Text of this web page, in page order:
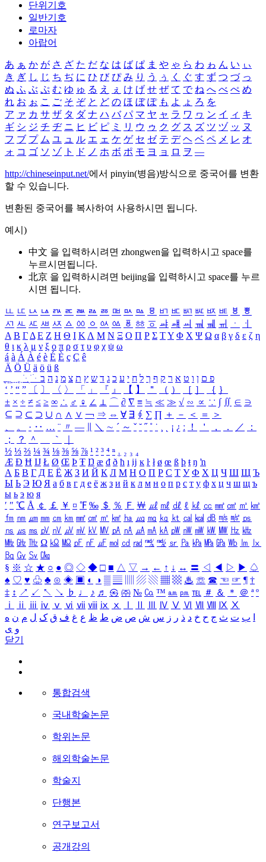
단위기호
일반기호
로마자
아랍어
あ ぁ か が さ ざ た だ な は ば ぱ ま や ゃ ら わ ゎ ん い ぃ
き ぎ し じ ち ぢ に ひ び ぴ み り う ぅ く ぐ す ず つ づ っ
ぬ ふ ぶ ぷ む ゆ ゅ る え ぇ け げ せ ぜ て で ね へ べ ぺ め
れ お ぉ こ ご そ ぞ と ど の ほ ぼ ぽ も よ ょ ろ を
ア ァ カ サ ザ タ ダ ナ ハ バ パ マ ヤ ャ ラ ワ ヮ ン イ ィ キ
ギ シ ジ チ ヂ ニ ヒ ビ ピ ミ リ ウ ゥ ク グ ス ズ ツ ヅ ッ ヌ
フ ブ プ ム ユ ュ ル エ ェ ケ ゲ セ ゼ テ デ ヘ ベ ペ メ レ オ
ォ コ ゴ ソ ゾ ト ド ノ ホ ボ ポ モ ヨ ョ ロ ヲ ―
http://chineseinput.net/에서 pinyin(병음)방식으로 중국어를 변환
할 수 있습니다.
변환된 중국어를 복사하여 사용하시면 됩니다.
예시)
中文 을 입력하시려면 zhongwen을 입력하시고 space를
누르시면됩니다.
北京 을 입력하시려면 beijing을 입력하시고 space를 누르
시면 됩니다.
ㅥ ㅦ ㅧ ㅨ ㅩ ㅪ ㅫ ㅬ ㅭ ㅮ ㅯ ㅰ ㅱ ㅲ ㅳ ㅴ ㅵ ㅶ ㅷ ㅸ
ㅹ
ㅺ ㅻ ㅼ ㅽ ㅾ ㅿ ㆀ ㆁ ㆂ ㆃ ㆄ ㆅ ㆆ ㆇ ㆈ ㆉ ㆊ ㆋ ㆌ ㆍ
ㆎ
Α Β ΓΔ Ε Ζ Η Θ Ι ΚΛ Μ Ν Ξ Ο Π Ρ Σ ΤΥ Φ Χ Ψ Ω α β γ δ ε ζ η
θ ι κ λ μ ν ξ ο π ρ σ τ υ φ χ ψ ω
á à Á À é è É È ç Ç ê
Ä Ö Ü ä ö ü ß
ִֶֹ ֻּ ׁׂ פ ם ן ו ט א ר ק ף ך ל ח י ע כ ג ד ש ץ ת צ מ נ ה ב
‘ ’ “ ” 〔 〕 〈 〉 「 」 『 』 【 】 ＂ （ ） ［ ］ ｛ ｝
± × ÷ ≠ ≤ ≥ ∞ ∴ ♂ ♀ ∠ ⊥ ⌒ ∂ ∇ ≡ ≒ ≪ ≫ √ ∽ ∝ ∵ ∫ ∬ ∈ ∋
⊆ ⊇ ⊂ ⊃ ∪ ∩ ∧ ∨ ￢ ⇒ ⇔ ∀ ∃ ∮ ∑ ∏ ＋ － ＜ ＝
＞
、
。 · ‥ … ¨ 〃 ― ＼ ∼ ´ ～ ˇ ˘ ˝ ˚ ˙ ¸ ¡ ¿ ː ！ ＇ ， ． ／
：
；
？ ＾ ｀
½ ⅓ ⅔ ¼ ¾ ⅛ ⅜ ⅝ ⅞ ¹ ² ³ ⁴ ⁿ ₁ ₂ ₃ ₄
Æ Ð Ħ Ĳ Ł Ø Œ Þ Ŧ Ŋ æ đ ð ħ ı ĳ ĸ ŀ ł ø œ ß þ ŧ ŋ ŉ
А Б В Г Д Е Ё Ж З И Й К Л М Н О П Р С Т У Ф Х Ц Ч Ш Щ Ъ
Ы Ь Э Ю Я а б в г д е ё ж з и й к л м н о п р с т у ф х ц ч ш щ ъ
ы ь э ю я
′ ″ ℃ Å ￠ ￡ ￥ ¤ ℉ ‰ ＄ ％ Ｆ ￦ ㎕ ㎖ ㎗ ℓ ㎘ ㏄ ㎣ ㎤ ㎥ ㎦
㎙ ㎚ ㎛ ㎜ ㎝ ㎞ ㎟ ㎠ ㎡ ㎢ ㏊ ㎍ ㎎ ㎏ ㏏ ㎈ ㎉ ㏈ ㎧ ㎨ ㎰
㎱ ㎲ ㎳ ㎴ ㎵ ㎶ ㎷ ㎸ ㎹ ㎀ ㎁ ㎂ ㎃ ㎄ ㎺ ㎻ ㎽ ㎾ ㎿ ㎐ ㎑
㎒ ㎓ ㎔ Ω ㏀ ㏁ ㎊ ㎋ ㎌ ㏖ ㏅ ㎭ ㎮ ㎯ ㏛ ㎩ ㎪ ㎫ ㎬ ㏝ ㏐
㏓
㏃ ㏉ ㏜ ㏆
§ ※ ☆ ★ ○ ● ◎ ◇ ◆ □ ■ △ ▽ → ← ↑ ↓ ↔ 〓 ◁ ◀ ▷ ▶ ♤
♠ ♡ ♥ ♧ ♣ ⊙ ◈ ▣ ◐ ◑ ▒ ▤ ▨ ▧ ▦ ▩ ♨ ☏ ☎ ☜ ☞ ¶ †
‡ ↕ ↗ ↙ ↖ ↘ ♭ ♩ ♪ ♬ ㉿ ㈜ № ㏇ ™ ㏂ ㏘ ℡ ＃ ＆ ＊ ＠ ª º
ⅰ
ⅱ ⅲ ⅳ ⅴ ⅵ ⅶ ⅷ ⅸ ⅹ Ⅳ Ⅴ Ⅵ Ⅶ Ⅷ Ⅸ Ⅹ
ب ت ث ج ح خ د ذ ر ز س ش ص ض ط ظ ع غ ف ق ک ل م ن ه
و ی
닫기
통합검색
국내학술논문
학위논문
해외학술논문
학술지
단행본
연구보고서
공개강의